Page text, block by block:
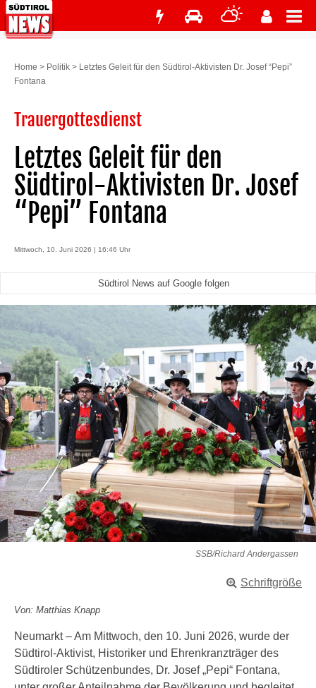
Home > Politik > Letztes Geleit für den Südtirol-Aktivisten Dr. Josef “Pepi”
Fontana
Trauergottesdienst
Letztes Geleit für den
Südtirol-Aktivisten Dr. Josef
“Pepi” Fontana
Mittwoch, 10. Juni 2026 | 16:46 Uhr
Südtirol News auf Google folgen
SSB/Richard Andergassen
Schriftgröße
Von: Matthias Knapp
Neumarkt – Am Mittwoch, den 10. Juni 2026, wurde der
Südtirol-Aktivist, Historiker und Ehrenkranzträger des
Südtiroler Schützenbundes, Dr. Josef „Pepi“ Fontana,